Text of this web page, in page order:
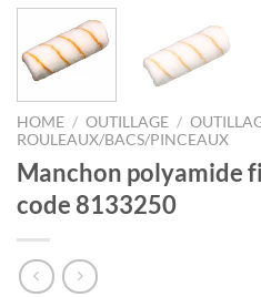
HOME / OUTILLAGE /
ROULEAUX/BACS/PINCEAUX
Manchon polyamide
code 8133250